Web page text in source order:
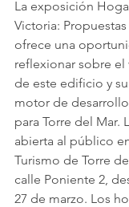
La exposición
Victoria:
ofrece una
reflexionar sobre
de este edificio y
motor de
para Torre del Mar.
abierta al público
Turismo de Torre
calle Poniente 2,
27 de marzo. Los